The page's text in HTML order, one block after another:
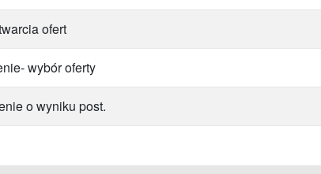
ofert
wybór oferty
o wyniku post.